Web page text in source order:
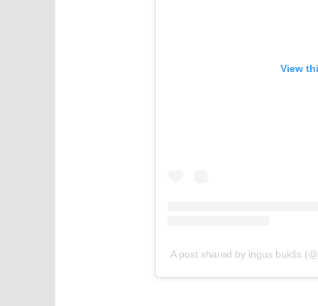
View
A post shared by ingus bukšs